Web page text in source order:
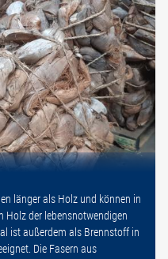
länger als Holz und können in
Holz der lebensnotwendigen
ist außerdem als Brennstoff in
Die Fasern aus